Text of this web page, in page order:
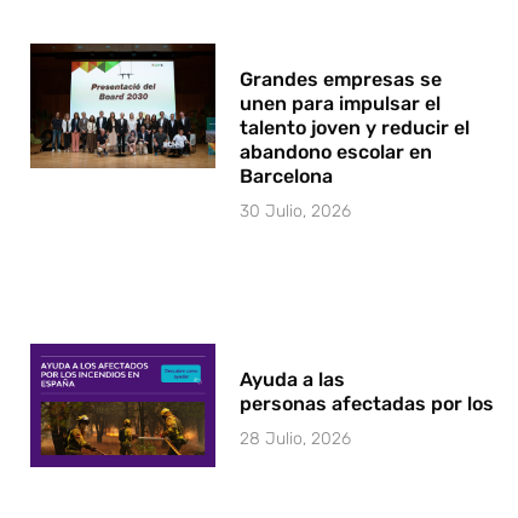
Grandes empresas se
unen para impulsar el
talento joven y reducir el
abandono escolar en
Barcelona
30 Julio, 2026
Ayuda a las
personas afectadas por los
28 Julio, 2026